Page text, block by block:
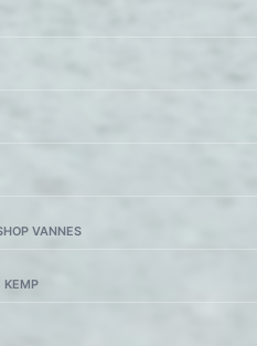
VANNES
KEMP